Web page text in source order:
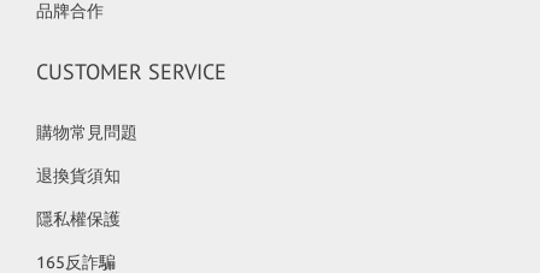
品牌合作
CUSTOMER SERVICE
購物常見問題
退換貨須知
隱私權保護
165反詐騙